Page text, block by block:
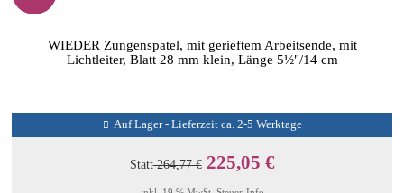
WIEDER Zungenspatel, mit gerieftem Arbeitsende, mit
Lichtleiter, Blatt 28 mm klein, Länge 5½"/14 cm
Auf Lager - Lieferzeit ca. 2-5 Werktage
Statt264,77 € 225,05 €